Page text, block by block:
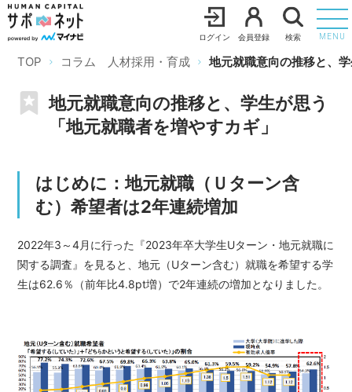
ログイン 会員登録 検索 MENU
TOP コラム 人材採用・育成 地元就職意向の推移と、
地元就職意向の推移と、学生が思う
「地元就職者を増やすカギ」
はじめに：地元就職（Ｕターン含
む）希望者は2年連続増加
2022年3～4月に行った 『2023年卒大学生Uターン・地元就職に
関する調査』 を見ると、地元（Uターン含む）就職を希望する学
生は62.6％（前年比4.8pt増）で2年連続の増加となりました。